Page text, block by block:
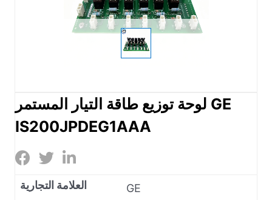
لوحة توزيع طاقة التيار المستمر GE
IS200JPDEG1AAA
العلامة التجارية
GE